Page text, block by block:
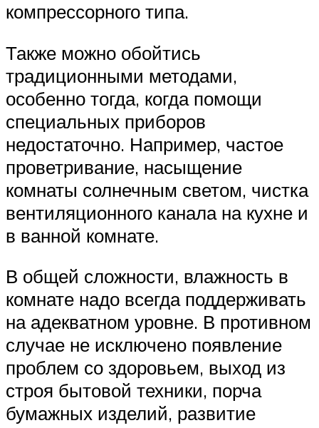
компрессорного типа.
Также можно обойтись
традиционными методами,
особенно тогда, когда помощи
специальных приборов
недостаточно. Например, частое
проветривание, насыщение
комнаты солнечным светом, чистка
вентиляционного канала на кухне и
в ванной комнате.
В общей сложности, влажность в
комнате надо всегда поддерживать
на адекватном уровне. В противном
случае не исключено появление
проблем со здоровьем, выход из
строя бытовой техники, порча
бумажных изделий, развитие